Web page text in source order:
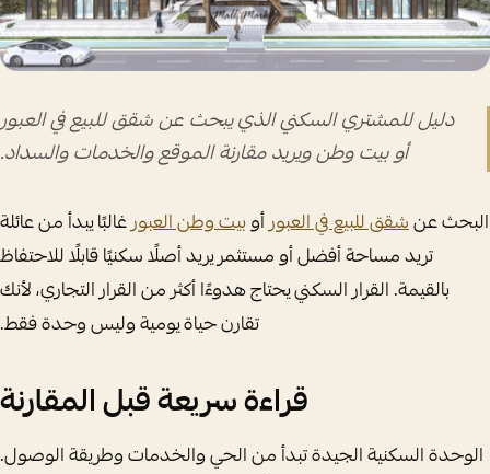
دليل للمشتري السكني الذي يبحث عن شقق للبيع في العبور
أو بيت وطن ويريد مقارنة الموقع والخدمات والسداد.
البحث عنشقق للبيع في العبورأوبيت وطن العبورغالبًا يبدأ من عائلة
تريد مساحة أفضل أو مستثمر يريد أصلًا سكنيًا قابلًا للاحتفاظ
بالقيمة. القرار السكني يحتاج هدوءًا أكثر من القرار التجاري، لأنك
تقارن حياة يومية وليس وحدة فقط.
قراءة سريعة قبل المقارنة
الوحدة السكنية الجيدة تبدأ من الحي والخدمات وطريقة الوصول.